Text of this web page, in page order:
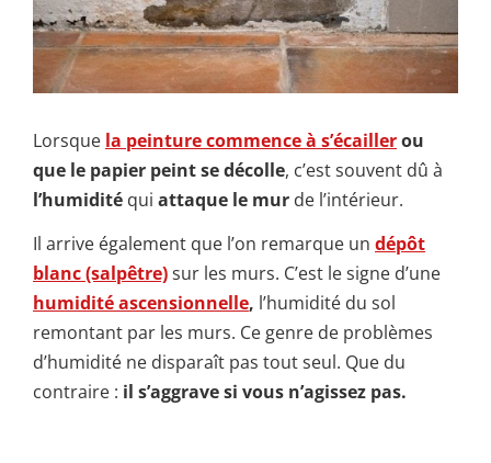
Lorsque la peinture commence à s’écaillerou
que le papier peint se décolle, c’est souvent dû à
l’humidité qui attaque le mur de l’intérieur.
Il arrive également que l’on remarque un dépôt
blanc (salpêtre)sur les murs. C’est le signe d’une
humidité ascensionnelle, l’humidité du sol
remontant par les murs. Ce genre de problèmes
d’humidité ne disparaît pas tout seul. Que du
contraire : il s’aggrave si vous n’agissez pas.